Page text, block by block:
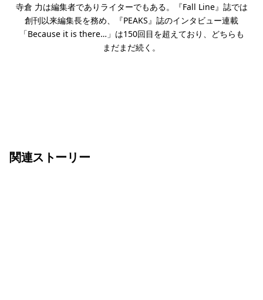
寺倉 力は編集者でありライターでもある。『Fall Line』誌では
創刊以来編集長を務め、『PEAKS』誌のインタビュー連載
「Because it is there…」は150回目を超えており、どちらも
まだまだ続く。
関連ストーリー